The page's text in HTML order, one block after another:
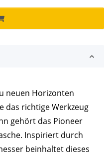
neuen Horizonten
das richtige Werkzeug
gehört das Pioneer
Inspiriert durch
beinhaltet dieses